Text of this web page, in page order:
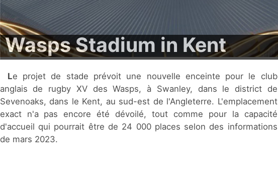
Wasps Stadium in Kent
Le projet de stade prévoit une nouvelle enceinte pour le club
anglais de rugby XV des Wasps, à Swanley, dans le district de
Sevenoaks, dans le Kent, au sud-est de l'Angleterre. L'emplacement
exact n'a pas encore été dévoilé, tout comme pour la capacité
d'accueil qui pourrait être de 24 000 places selon des informations
de mars 2023.